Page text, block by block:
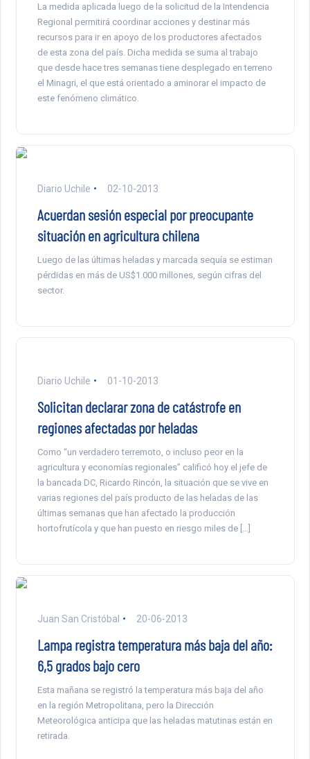
La medida aplicada luego de la solicitud de la Intendencia
Regional permitirá coordinar acciones y destinar más
recursos para ir en apoyo de los productores afectados
de esta zona del país. Dicha medida se suma al trabajo
que desde hace tres semanas tiene desplegado en terreno
el Minagri, el que está orientado a aminorar el impacto de
este fenómeno climático.
Diario Uchile 02-10-2013
Acuerdan sesión especial por preocupante
situación en agricultura chilena
Luego de las últimas heladas y marcada sequía se estiman
pérdidas en más de US$1.000 millones, según cifras del
sector.
Diario Uchile 01-10-2013
Solicitan declarar zona de catástrofe en
regiones afectadas por heladas
Como “un verdadero terremoto, o incluso peor en la
agricultura y economías regionales” calificó hoy el jefe de
la bancada DC, Ricardo Rincón, la situación que se vive en
varias regiones del país producto de las heladas de las
últimas semanas que han afectado la producción
hortofrutícola y que han puesto en riesgo miles de […]
Juan San Cristóbal 20-06-2013
Lampa registra temperatura más baja del año:
6,5 grados bajo cero
Esta mañana se registró la temperatura más baja del año
en la región Metropolitana, pero la Dirección
Meteorológica anticipa que las heladas matutinas están en
retirada.